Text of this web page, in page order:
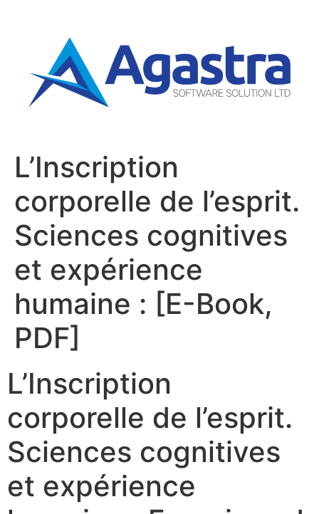
L’Inscription
corporelle de l’esprit.
Sciences cognitives
et expérience
humaine : [E-Book,
PDF]
L’Inscription
corporelle de l’esprit.
Sciences cognitives
et expérience